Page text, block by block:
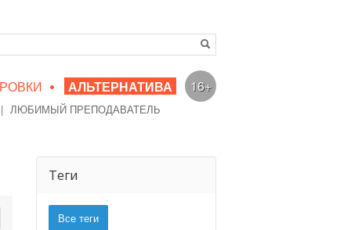
• АЛЬТЕРНАТИВА
| ЛЮБИМЫЙ ПРЕПОДАВАТЕЛЬ
16+
Теги
Все теги